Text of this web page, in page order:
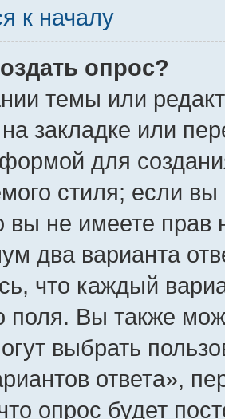
к началу
опрос?
темы или
закладке или
для
стиля; если
не имеете прав
два варианта
что каждый
поля. Вы также
выбрать
ответа»,
опрос будет